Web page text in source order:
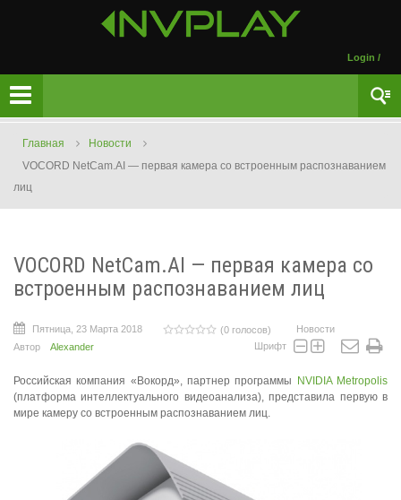
Login /
Главная
Новости
VOCORD NetCam.AI — первая камера со встроенным распознаванием
лиц
VOCORD NetCam.AI — первая камера со
встроенным распознаванием лиц
Пятница, 23 Марта 2018 (0 голосов)
Новости
Автор
Alexander Шрифт
Российская компания «Вокорд», партнер программы NVIDIA Metropolis
(платформа интеллектуального видеоанализа), представила первую в
мире камеру со встроенным распознаванием лиц.